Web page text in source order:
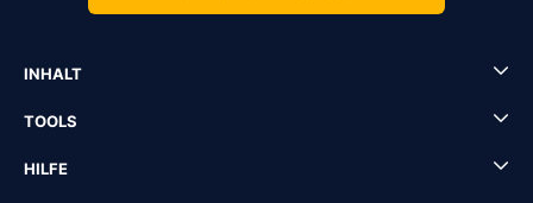
INHALT
TOOLS
HILFE